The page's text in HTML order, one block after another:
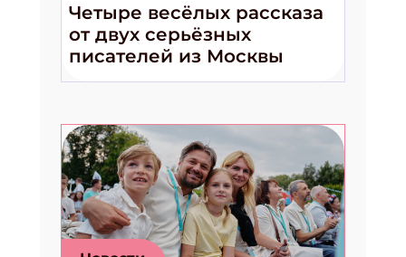
Четыре весёлых рассказа
от двух серьёзных
писателей из Москвы